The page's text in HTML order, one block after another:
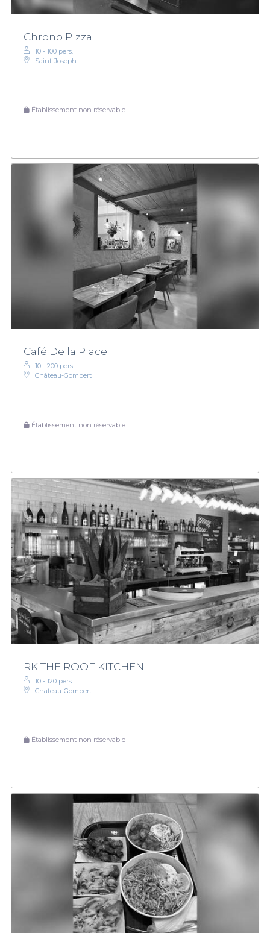
Chrono Pizza
10 - 100 pers.
Saint-Joseph
Établissement non réservable
Café De la Place
10 - 200 pers.
Château-Gombert
Établissement non réservable
RK THE ROOF KITCHEN
10 - 120 pers.
Chateau-Gombert
Établissement non réservable